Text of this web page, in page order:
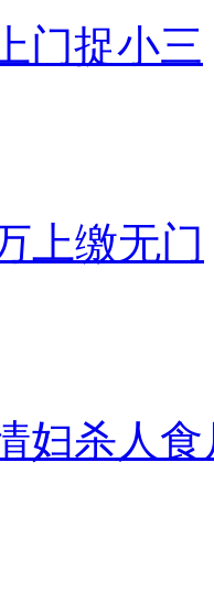
门捉小三
上缴无门
妇杀人食